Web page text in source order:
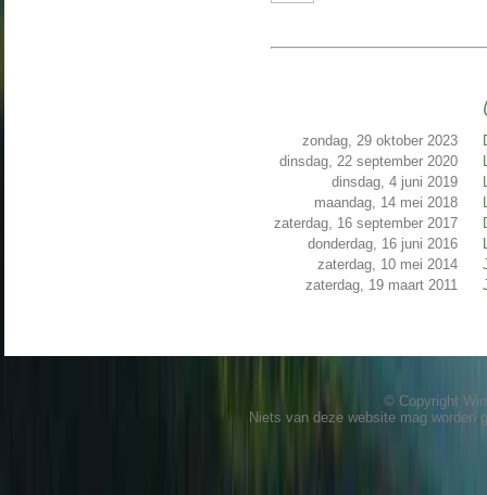
zondag, 29 oktober 2023
dinsdag, 22 september 2020
dinsdag, 4 juni 2019
maandag, 14 mei 2018
zaterdag, 16 september 2017
donderdag, 16 juni 2016
zaterdag, 10 mei 2014
zaterdag, 19 maart 2011
© Copyright
Niets van deze website mag worden